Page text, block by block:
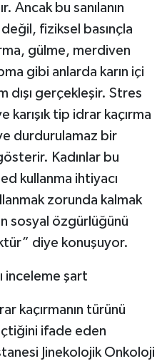
Ancak bu sanılanın
fiziksel basınçla
gülme, merdiven
gibi anlarda karın içi
dışı gerçekleşir. Stres
karışık tip idrar kaçırma
durdurulamaz bir
Kadınlar bu
kullanma ihtiyacı
zorunda kalmak
sosyal özgürlüğünü
diye konuşuyor.
inceleme şart
kaçırmanın türünü
ifade eden
Jinekolojik Onkoloji